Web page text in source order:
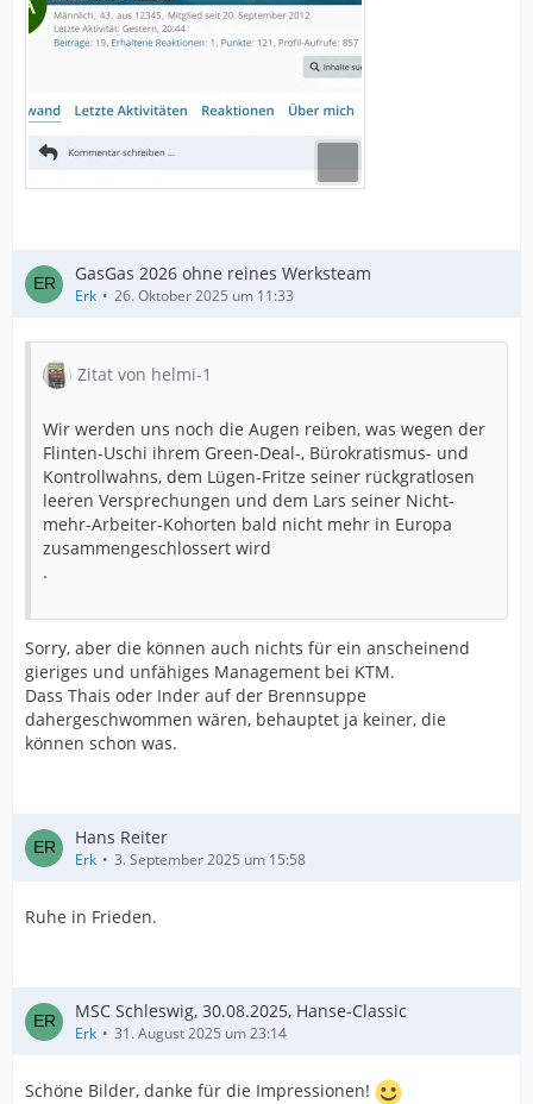
GasGas 2026 ohne reines Werksteam
Erk 26. Oktober 2025 um 11:33
Zitat von helmi-1
Wir werden uns noch die Augen reiben, was wegen der
Flinten-Uschi ihrem Green-Deal-, Bürokratismus- und
Kontrollwahns, dem Lügen-Fritze seiner rückgratlosen
leeren Versprechungen und dem Lars seiner Nicht-
mehr-Arbeiter-Kohorten bald nicht mehr in Europa
zusammengeschlossert wird
.
Sorry, aber die können auch nichts für ein anscheinend
gieriges und unfähiges Management bei KTM.
Dass Thais oder Inder auf der Brennsuppe
dahergeschwommen wären, behauptet ja keiner, die
können schon was.
Hans Reiter
Erk 3. September 2025 um 15:58
Ruhe in Frieden.
MSC Schleswig, 30.08.2025, Hanse-Classic
Erk 31. August 2025 um 23:14
Schöne Bilder, danke für die Impressionen!